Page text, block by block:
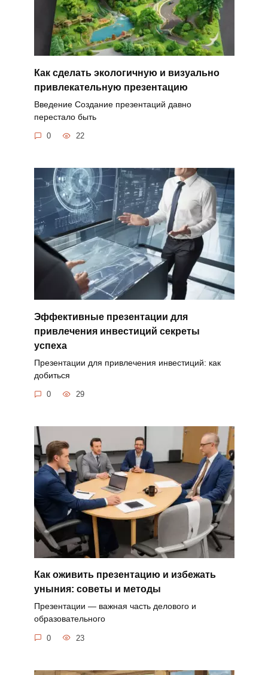
Как сделать экологичную и визуально
привлекательную презентацию
Введение Создание презентаций давно
перестало быть
0 22
Эффективные презентации для
привлечения инвестиций секреты
успеха
Презентации для привлечения инвестиций: как
добиться
0 29
Как оживить презентацию и избежать
уныния: советы и методы
Презентации — важная часть делового и
образовательного
0 23